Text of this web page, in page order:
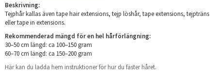
Beskrivning:
Tejphår kallas även tape hair extensions, tejp löshår, tape extensions, tejpträns
eller tape in extensions.
Rekommenderad mängd för en hel hårförlängning:
30–50 cm längd: ca 100–150 gram
60–70 cm längd: ca 150–200 gram
Här kan du ladda hem instruktioner för hur du fäster håret.